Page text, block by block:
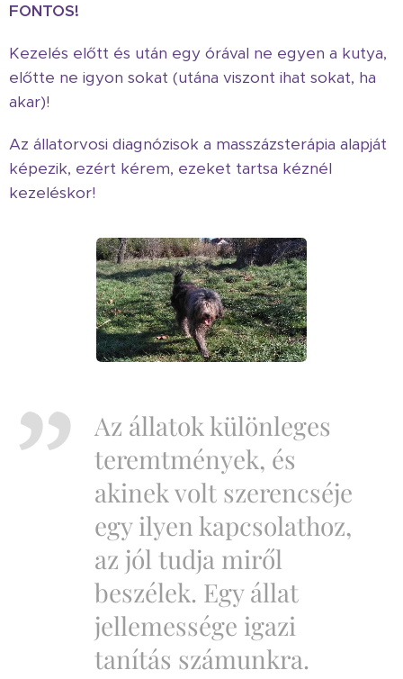
FONTOS!
Kezelés előtt és után egy órával ne egyen a kutya,
előtte ne igyon sokat (utána viszont ihat sokat, ha
akar)!
Az állatorvosi diagnózisok a masszázsterápia alapját
képezik, ezért kérem, ezeket tartsa kéznél
kezeléskor!
Az állatok különleges
teremtmények, és
akinek volt szerencséje
egy ilyen kapcsolathoz,
az jól tudja miről
beszélek. Egy állat
jellemessége igazi
tanítás számunkra.